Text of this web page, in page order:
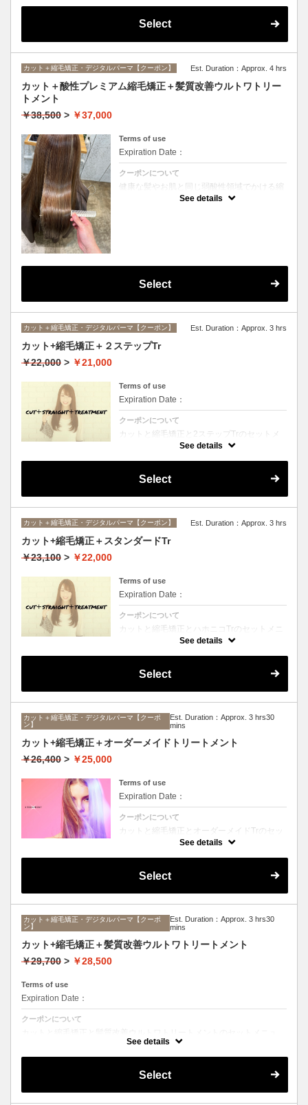
Select
カット＋縮毛矯正・デジタルパーマ【クーポン】 Est. Duration：Approx. 4 hrs
カット＋酸性プレミアム縮毛矯正＋髪質改善ウルトワトリー
トメント
￥38,500 > ￥37,000
Terms of use
Expiration Date：
クーポンについて
健康な髪やお肌と同じ弱酸性領域でかける縮
毛矯正☆髪を瘦せさせることなく、気になる
癖をナチュラルに伸ばせるスペシャルな縮毛
See details
Select
カット＋縮毛矯正・デジタルパーマ【クーポン】 Est. Duration：Approx. 3 hrs
カット+縮毛矯正＋２ステップTr
￥22,000 > ￥21,000
Terms of use
Expiration Date：
クーポンについて
カットと縮毛矯正と2ステップTrのセットメ
ニュー。髪質や状態に合わせて薬剤選定致し
See details
Select
カット＋縮毛矯正・デジタルパーマ【クーポン】 Est. Duration：Approx. 3 hrs
カット+縮毛矯正＋スタンダードTr
￥23,100 > ￥22,000
Terms of use
Expiration Date：
クーポンについて
カットと縮毛矯正とハホニコTrのセットメニ
ュー。髪質や状態に合わせて薬剤選定致しま
See details
Select
カット＋縮毛矯正・デジタルパーマ【クーポ
ン】
Est. Duration：Approx. 3 hrs30
mins
カット+縮毛矯正＋オーダーメイドトリートメント
￥26,400 > ￥25,000
Terms of use
Expiration Date：
クーポンについて
カットと縮毛矯正とオーダーメイドTrのセッ
トメニュー。髪質や状態に合わせて薬剤選定
See details
Select
カット＋縮毛矯正・デジタルパーマ【クーポ
ン】
Est. Duration：Approx. 3 hrs30
mins
カット+縮毛矯正＋髪質改善ウルトワトリートメント
￥29,700 > ￥28,500
Terms of use
Expiration Date：
クーポンについて
カットと縮毛矯正と髪質改善ウルトワトリートメントのセットメニュ
ー。髪質や状態に合わせて薬剤選定致します。ロング料金なし
See details
Select